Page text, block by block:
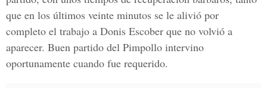
que en los últimos veinte minutos se le alivió por
completo el trabajo a Donis Escober que no volvió a
aparecer. Buen partido del Pimpollo intervino
oportunamente cuando fue requerido.